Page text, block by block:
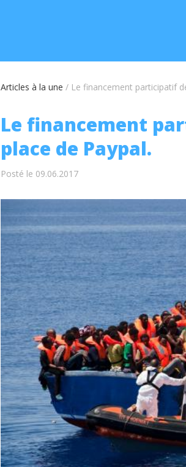
Articles à la une / Le financement participatif
Le financement
place de Paypal.
Posté le 09.06.2017